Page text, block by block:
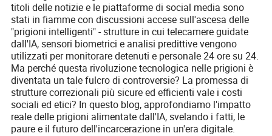
titoli delle notizie e le piattaforme di social media sono
stati in fiamme con discussioni accese sull'ascesa delle
"prigioni intelligenti" - strutture in cui telecamere guidate
dall'IA, sensori biometrici e analisi predittive vengono
utilizzati per monitorare detenuti e personale 24 ore su 24.
Ma perché questa rivoluzione tecnologica nelle prigioni è
diventata un tale fulcro di controversie? La promessa di
strutture correzionali più sicure ed efficienti vale i costi
sociali ed etici? In questo blog, approfondiamo l'impatto
reale delle prigioni alimentate dall'IA, svelando i fatti, le
paure e il futuro dell'incarcerazione in un'era digitale.